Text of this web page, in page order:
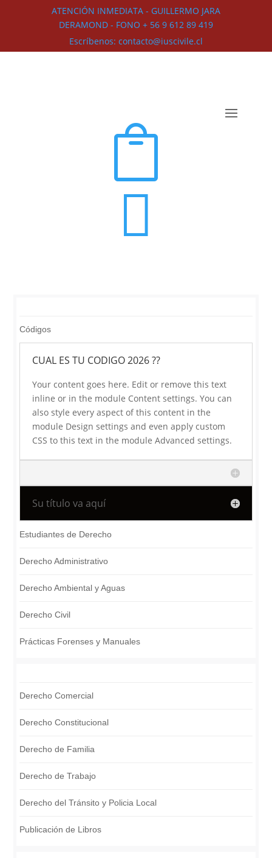
ATENCIÓN INMEDIATA - GUILLERMO JARA
DERAMOND - FONO + 56 9 612 89 419
Escríbenos: contacto@iuscivile.cl


Códigos
CUAL ES TU CODIGO 2026 ??
Your content goes here. Edit or remove this text
inline or in the module Content settings. You can
also style every aspect of this content in the
module Design settings and even apply custom
CSS to this text in the module Advanced settings.
Su título va aquí
Estudiantes de Derecho
Derecho Administrativo
Derecho Ambiental y Aguas
Derecho Civil
Prácticas Forenses y Manuales
Derecho Comercial
Derecho Constitucional
Derecho de Familia
Derecho de Trabajo
Derecho del Tránsito y Policia Local
Publicación de Libros